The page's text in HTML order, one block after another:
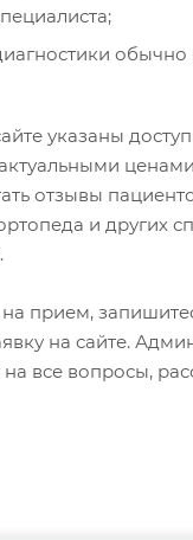
указаны
отзывы
и других
прием,
на сайте.
на все вопросы,